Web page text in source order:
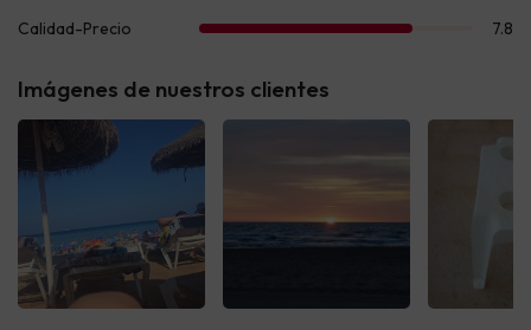
Imágenes de nuestros clientes